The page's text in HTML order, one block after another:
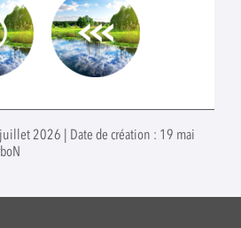
2026 | Date de création : 19 mai